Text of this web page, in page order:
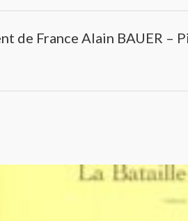
de France Alain BAUER –